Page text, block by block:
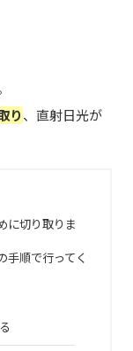
り、直射日光が
に切り取りま
手順で行ってく